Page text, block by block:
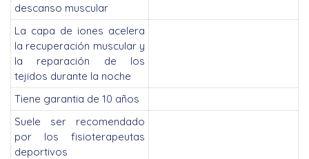
descanso muscular
La capa de iones acelera
la recuperación muscular y
la reparación de los
tejidos durante la noche
Tiene garantia de 10 años
Suele ser recomendado
por los fisioterapeutas
deportivos